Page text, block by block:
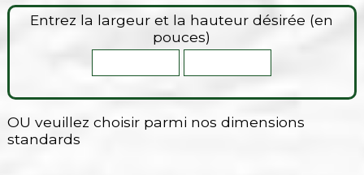
Entrez la largeur et la hauteur désirée (en
pouces)
OU veuillez choisir parmi nos dimensions
standards